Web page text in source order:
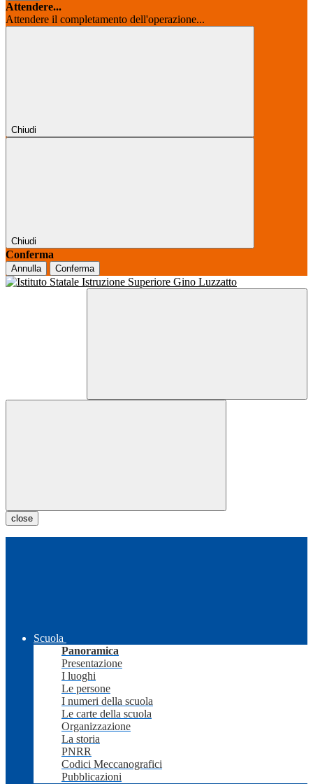
Attendere...
Attendere il completamento dell'operazione...
Chiudi
Chiudi
Conferma
Annulla Conferma
close
Scuola
Panoramica
Presentazione
I luoghi
Le persone
I numeri della scuola
Le carte della scuola
Organizzazione
La storia
PNRR
Codici Meccanografici
Pubblicazioni